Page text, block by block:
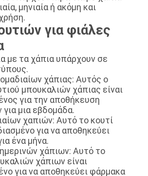
μηνιαία ή ακόμη και
για φιάλες
με τα χάπια υπάρχουν σε
χάπιας: Αυτός ο
μπουκαλιών χάπιας είναι
για την αποθήκευση
μια εβδομάδα.
χαπιών: Αυτό το κουτί
για να αποθηκεύει
ένα μήνα.
χάπιων: Αυτό το
χάπιων είναι
για να αποθηκεύει φάρμακα